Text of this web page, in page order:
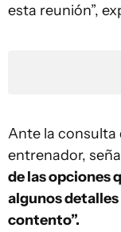
esta reunión”,
Ante la consulta
entrenador,
de las opciones
algunos
contento”.